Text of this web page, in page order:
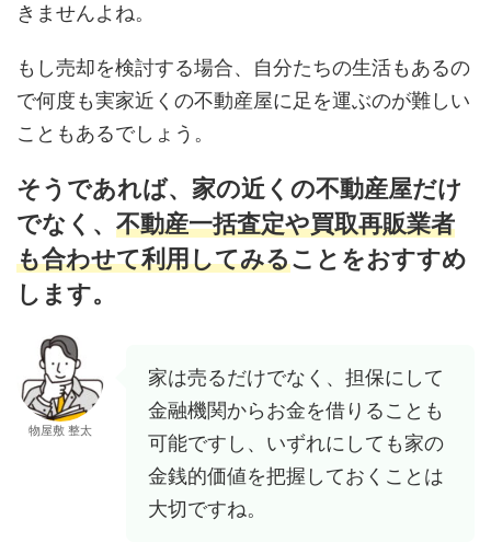
きませんよね。
もし売却を検討する場合、自分たちの生活もあるの
で何度も実家近くの不動産屋に足を運ぶのが難しい
こともあるでしょう。
そうであれば、家の近くの不動産屋だけ
でなく、 不動産一括査定や買取再販業者
も合わせて利用してみることをおすすめ
します。
物屋敷 整太
家は売るだけでなく、担保にして
金融機関からお金を借りることも
可能ですし、いずれにしても家の
金銭的価値を把握しておくことは
大切ですね。